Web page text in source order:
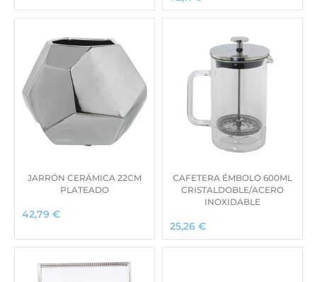
JARRÓN CERÁMICA 22CM
PLATEADO
42,79 €
CAFETERA ÉMBOLO 600ML
CRISTALDOBLE/ACERO
INOXIDABLE
25,26 €